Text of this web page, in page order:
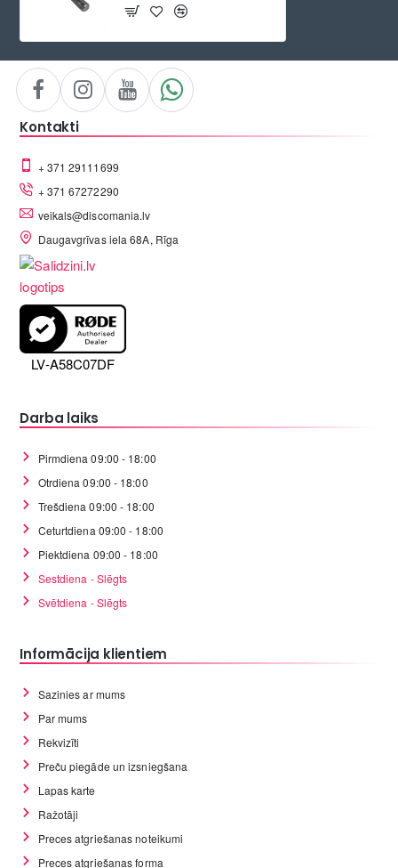
Kontakti
+ 371 29111699
+ 371 67272290
veikals@discomania.lv
Daugavgrīvas iela 68A, Rīga
LV-A58C07DF
Darba laiks
Pirmdiena 09:00 - 18:00
Otrdiena 09:00 - 18:00
Trešdiena 09:00 - 18:00
Ceturtdiena 09:00 - 18:00
Piektdiena 09:00 - 18:00
Sestdiena - Slēgts
Svētdiena - Slēgts
Informācija klientiem
Sazinies ar mums
Par mums
Rekvizīti
Preču piegāde un izsniegšana
Lapas karte
Ražotāji
Preces atgriešanas noteikumi
Preces atgriešanas forma